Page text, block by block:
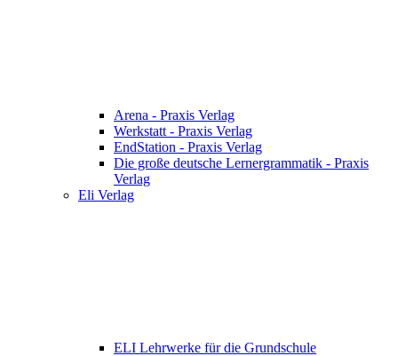
Arena - Praxis Verlag
Werkstatt - Praxis Verlag
EndStation - Praxis Verlag
Die große deutsche Lernergrammatik - Praxis
Verlag
Eli Verlag
ELI Lehrwerke für die Grundschule